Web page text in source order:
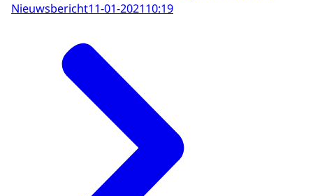
Nieuwsbericht11-01-202110:19